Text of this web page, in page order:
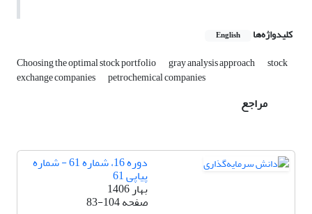
کلیدواژه‌ها English
Choosing the optimal stock portfolio gray analysis approach stock
exchange companies petrochemical companies
مراجع
دوره 16، شماره 61 - شماره
پیاپی 61
بهار 1406
صفحه83-104